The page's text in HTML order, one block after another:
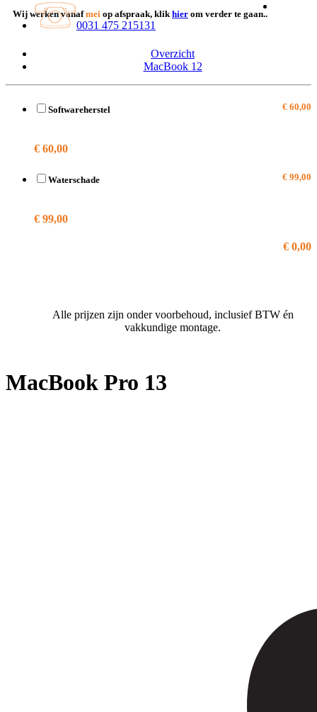
0031 475 215131
Wij werken vanafmei op afspraak, klik hier om verder te gaan..
Overzicht
MacBook 12
Softwareherstel € 60,00
€ 60,00
Waterschade € 99,00
€ 99,00
€ 0,00
Alle prijzen zijn onder voorbehoud, inclusief BTW én
vakkundige montage.
MacBook Pro 13